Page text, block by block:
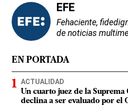
EFE
Fehaciente,
de noticias
EN PORTADA
ACTUALIDAD
Un cuarto juez de la Suprema
declina a ser evaluado por el